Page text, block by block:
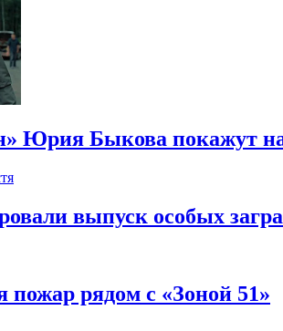
Юрия Быкова покажут
выпуск особых
рядом с «Зоной 51»